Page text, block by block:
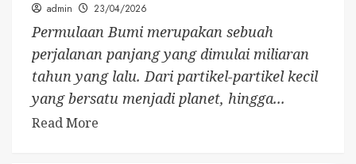
admin 23/04/2026
Permulaan Bumi merupakan sebuah
perjalanan panjang yang dimulai miliaran
tahun yang lalu. Dari partikel-partikel kecil
yang bersatu menjadi planet, hingga...
Read More